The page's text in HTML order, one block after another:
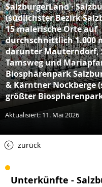
SalzburgerLand ·
(südlichster Bezirk
15 malerische Orte auf
durchschnittlich 1.000
darunter Mauterndorf,
Tamsweg und
Biosphärenpark
& Kärntner Nockberge
größter
Aktualisiert: 11. Mai 2026
zurück
Unterkünfte -